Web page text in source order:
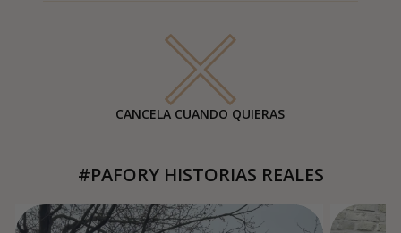
CANCELA CUANDO QUIERAS
#PAFORY HISTORIAS REALES